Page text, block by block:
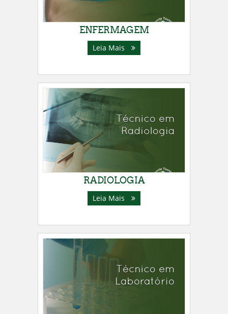
ENFERMAGEM
Leia Mais
RADIOLOGIA
Leia Mais